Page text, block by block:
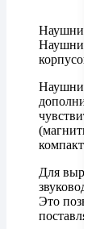
Наушники
Наушники
Для
звуковод
Это